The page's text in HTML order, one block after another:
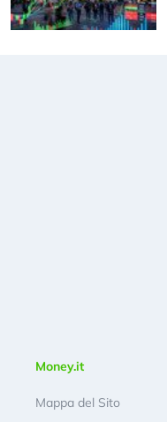
Money.it
Mappa del Sito